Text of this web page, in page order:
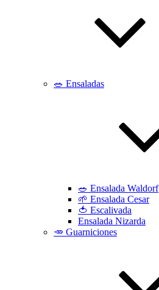
🥗 Ensaladas
🥗 Ensalada Waldorf
🌱 Ensalada Cesar
🍅 Escalivada
Ensalada Nizarda
🥕 Guarniciones